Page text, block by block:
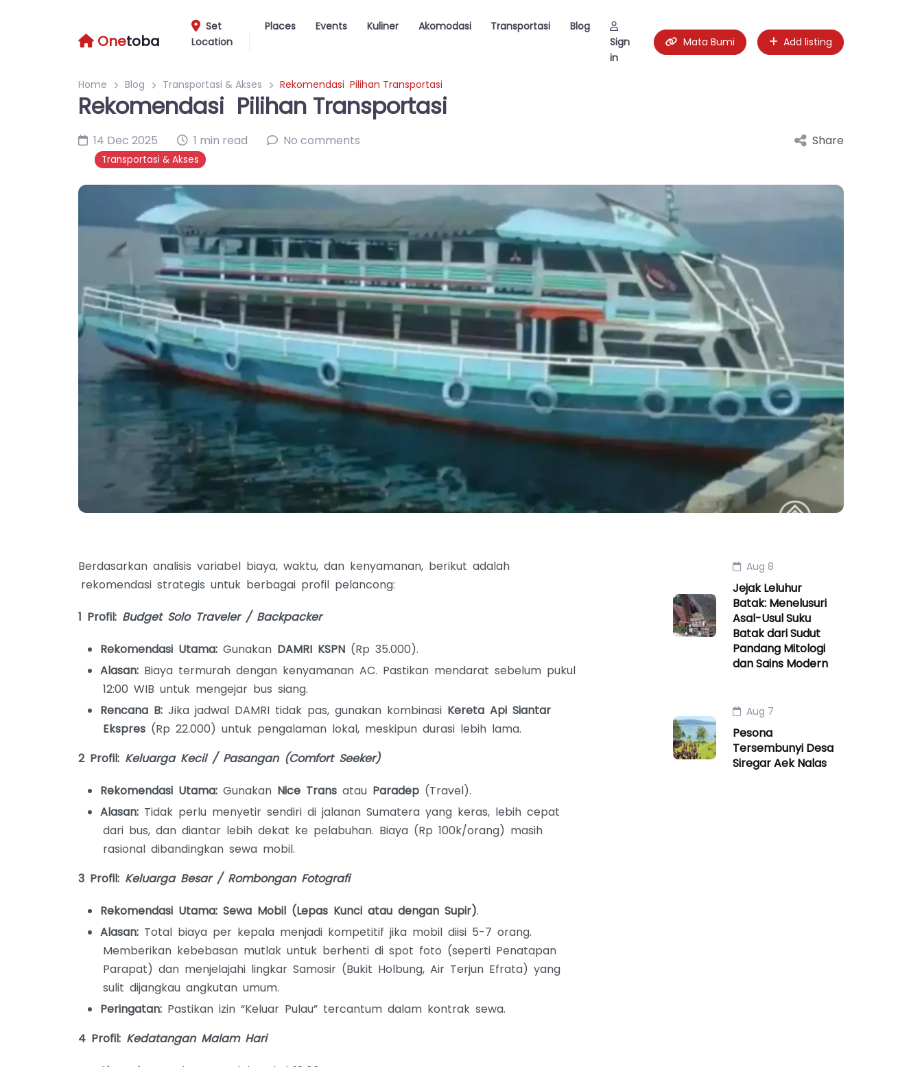
Onetoba
Set
Location
Places Events Kuliner Akomodasi Transportasi
Blog
Sign
in
Mata Bumi Add listing
Home Blog Transportasi & Akses Rekomendasi Pilihan Transportasi
Rekomendasi Pilihan Transportasi
14 Dec 2025 1 min read No comments
Transportasi & Akses
Share
Berdasarkan analisis variabel biaya, waktu, dan kenyamanan, berikut adalah
rekomendasi strategis untuk berbagai profil pelancong:
1 Profil: Budget Solo Traveler / Backpacker
Rekomendasi Utama: Gunakan DAMRI KSPN (Rp 35.000).
Alasan: Biaya termurah dengan kenyamanan AC. Pastikan mendarat sebelum pukul
12:00 WIB untuk mengejar bus siang.
Rencana B: Jika jadwal DAMRI tidak pas, gunakan kombinasi Kereta Api Siantar
Ekspres (Rp 22.000) untuk pengalaman lokal, meskipun durasi lebih lama.
2 Profil: Keluarga Kecil / Pasangan (Comfort Seeker)
Rekomendasi Utama: Gunakan Nice Trans atau Paradep (Travel).
Alasan: Tidak perlu menyetir sendiri di jalanan Sumatera yang keras, lebih cepat
dari bus, dan diantar lebih dekat ke pelabuhan. Biaya (Rp 100k/orang) masih
rasional dibandingkan sewa mobil.
3 Profil: Keluarga Besar / Rombongan Fotografi
Rekomendasi Utama: Sewa Mobil (Lepas Kunci atau dengan Supir).
Alasan: Total biaya per kepala menjadi kompetitif jika mobil diisi 5-7 orang.
Memberikan kebebasan mutlak untuk berhenti di spot foto (seperti Penatapan
Parapat) dan menjelajahi lingkar Samosir (Bukit Holbung, Air Terjun Efrata) yang
sulit dijangkau angkutan umum.
Peringatan: Pastikan izin “Keluar Pulau” tercantum dalam kontrak sewa.
4 Profil: Kedatangan Malam Hari
Aug 8
Jejak Leluhur
Batak: Menelusuri
Asal-Usul Suku
Batak dari Sudut
Pandang Mitologi
dan Sains Modern
Aug 7
Pesona
Tersembunyi Desa
Siregar Aek Nalas